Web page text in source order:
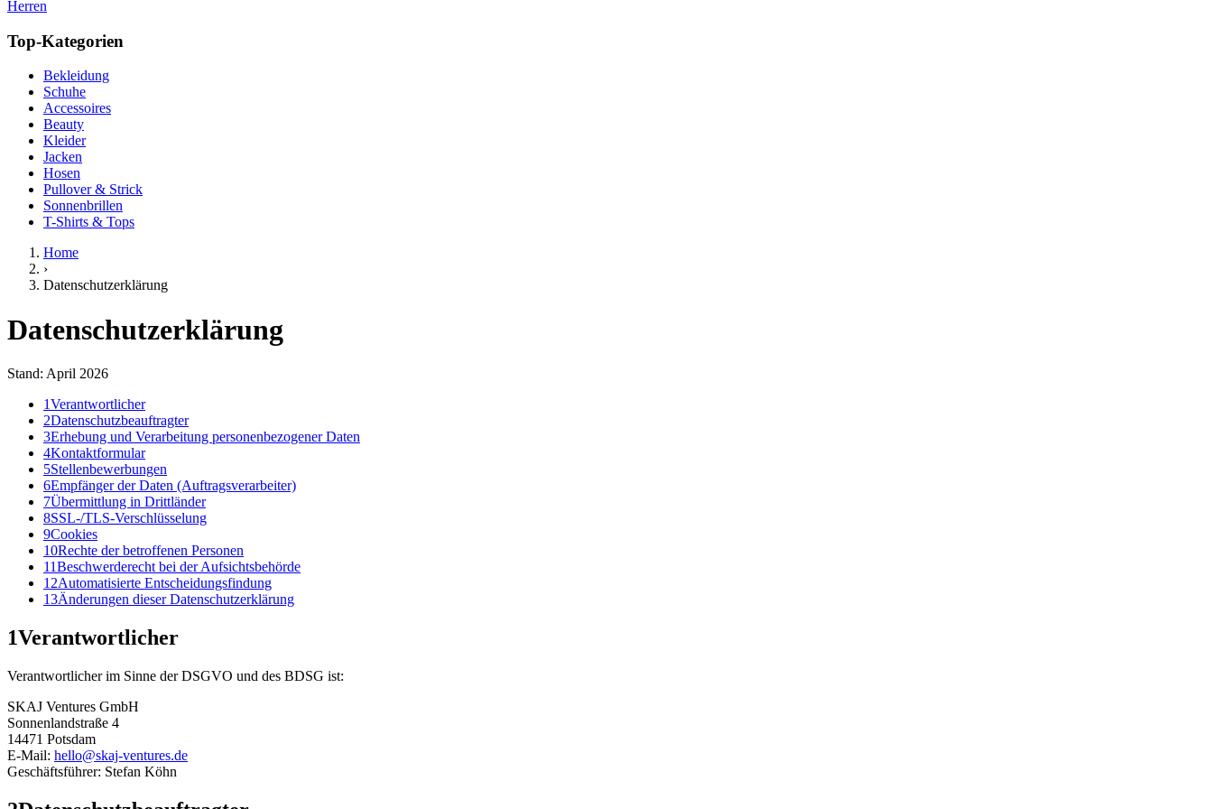
Herren
Top-Kategorien
Bekleidung
Schuhe
Accessoires
Beauty
Kleider
Jacken
Hosen
Pullover & Strick
Sonnenbrillen
T-Shirts & Tops
Home
›
Datenschutzerklärung
Datenschutzerklärung
Stand: April 2026
1Verantwortlicher
2Datenschutzbeauftragter
3Erhebung und Verarbeitung personenbezogener Daten
4Kontaktformular
5Stellenbewerbungen
6Empfänger der Daten (Auftragsverarbeiter)
7Übermittlung in Drittländer
8SSL-/TLS-Verschlüsselung
9Cookies
10Rechte der betroffenen Personen
11Beschwerderecht bei der Aufsichtsbehörde
12Automatisierte Entscheidungsfindung
13Änderungen dieser Datenschutzerklärung
1Verantwortlicher
Verantwortlicher im Sinne der DSGVO und des BDSG ist:
SKAJ Ventures GmbH
Sonnenlandstraße 4
14471 Potsdam
E-Mail: hello@skaj-ventures.de
Geschäftsführer: Stefan Köhn